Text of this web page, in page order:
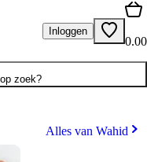
Inloggen
0.00
zoek?
Alles van Wahid